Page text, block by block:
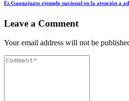
Es Guanajuato ejemplo nacional en la atención a
Leave a Comment
Your email address will not be